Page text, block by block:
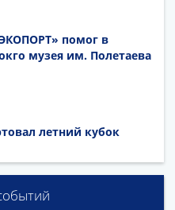
помог в
музея им. Полетаева
летний кубок